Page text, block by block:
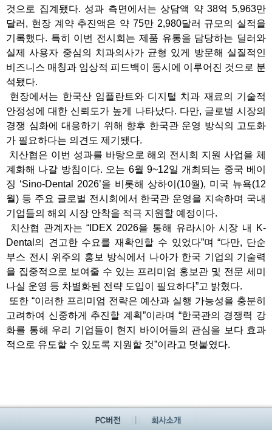
것으로 집계됐다. 성과 측면에서는 상담액 약 38억 5,963만
달러, 현장 계약 추진액은 약 75만 2,980달러 규모의 실적을
기록했다. 특히 이번 전시회는 제품 유통을 담당하는 딜러와
실제 사용자 중심의 치과의사가 균형 있게 방문해 실질적인
비즈니스 매칭과 임상적 피드백이 동시에 이루어진 것으로 분
석됐다.
현장에서는 한국산 임플란트와 디지털 치과 재료의 기술적
안정성에 대한 신뢰도가 높게 나타났다. 다만, 글로벌 시장의
경쟁 심화에 대응하기 위해 향후 한국관 운영 방식의 고도화
가 필요하다는 의견도 제기됐다.
치산협은 이번 성과를 바탕으로 해외 전시회 지원 사업을 체
계화해 나갈 방침이다. 오는 6월 9~12일 개최되는 중국 베이
징 ‘Sino-Dental 2026’을 비롯해 상하이(10월), 미국 뉴욕(12
월) 등 주요 글로벌 전시회에서 한국관 운영을 지속하며 국내
기업들의 해외 시장 안착을 적극 지원할 예정이다.
치산협 관계자는 “IDEX 2026을 통해 유라시아 시장 내 K-
Dental의 견고한 수요를 재확인할 수 있었다”며 “다만, 단순
부스 전시 위주의 홍보 방식에서 나아가 한국 기업의 기술력
을 집중적으로 보여줄 수 있는 프리미엄 홍보관 및 전문 세미
나실 운영 등 차별화된 전략 도입이 필요하다”고 밝혔다.
또한 “이러한 프리미엄 전략은 예산과 실행 가능성을 충분히
고려하여 신중하게 추진할 계획”이라며 “한국관의 경쟁력 강
화를 통해 우리 기업들이 현지 바이어들의 관심을 보다 효과
적으로 유도할 수 있도록 지원할 것”이라고 덧붙였다.